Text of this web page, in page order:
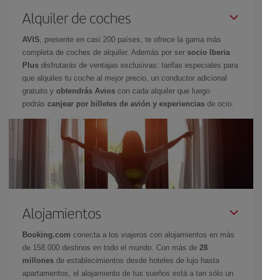
Alquiler de coches
AVIS, presente en casi 200 países, te ofrece la gama más
completa de coches de alquiler. Además por ser socio Iberia
Plus disfrutarás de ventajas exclusivas: tarifas especiales para
que alquiles tu coche al mejor precio, un conductor adicional
gratuito y obtendrás Avios con cada alquiler que luego
podrás canjear por billetes de avión y experiencias de ocio.
Alojamientos
Booking.com conecta a los viajeros con alojamientos en más
de 158.000 destinos en todo el mundo. Con más de 28
millones de establecimientos desde hoteles de lujo hasta
apartamentos, el alojamiento de tus sueños está a tan sólo un